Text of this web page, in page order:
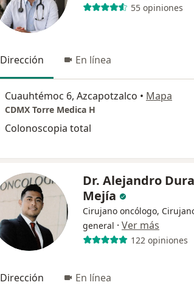
55 opiniones
Dirección En línea
Cuauhtémoc 6, Azcapotzalco • Mapa
CDMX Torre Medica H
Colonoscopia total
Dr. Alejandro
Mejía
Cirujano oncólogo,
general · Ver más
122 opiniones
Dirección En línea